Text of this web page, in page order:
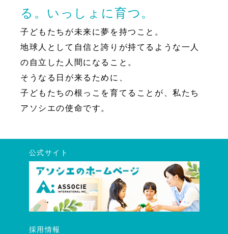
る。いっしょに育つ。
子どもたちが未来に夢を持つこと。
地球人として自信と誇りが持てるような一人
の自立した人間になること。
そうなる日が来るために、
子どもたちの根っこを育てることが、私たち
アソシエの使命です。
公式サイト
採用情報